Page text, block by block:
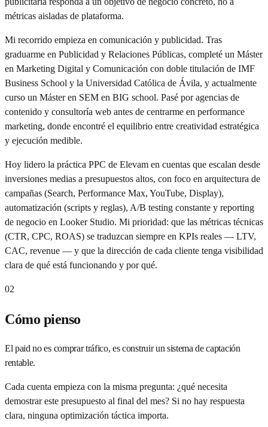
métricas aisladas de plataforma.
Mi recorrido empieza en comunicación y publicidad. Tras
graduarme en Publicidad y Relaciones Públicas, completé un Máster
en Marketing Digital y Comunicación con doble titulación de IMF
Business School y la Universidad Católica de Ávila, y actualmente
curso un Máster en SEM en BIG school. Pasé por agencias de
contenido y consultoría web antes de centrarme en performance
marketing, donde encontré el equilibrio entre creatividad estratégica
y ejecución medible.
Hoy lidero la práctica PPC de Elevam en cuentas que escalan desde
inversiones medias a presupuestos altos, con foco en arquitectura de
campañas (Search, Performance Max, YouTube, Display),
automatización (scripts y reglas), A/B testing constante y reporting
de negocio en Looker Studio. Mi prioridad: que las métricas técnicas
(CTR, CPC, ROAS) se traduzcan siempre en KPIs reales — LTV,
CAC, revenue — y que la dirección de cada cliente tenga visibilidad
clara de qué está funcionando y por qué.
02
Cómo pienso
El paid no es comprar tráfico, es construir un sistema de captación
rentable.
Cada cuenta empieza con la misma pregunta: ¿qué necesita
demostrar este presupuesto al final del mes? Si no hay respuesta
clara, ninguna optimización táctica importa.